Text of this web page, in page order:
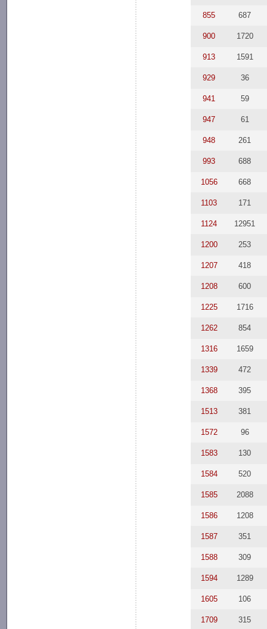
855 687
900 1720
913 1591
929 36
941 59
947 61
948 261
993 688
1056 668
1103 171
1124 12951
1200 253
1207 418
1208 600
1225 1716
1262 854
1316 1659
1339 472
1368 395
1513 381
1572 96
1583 130
1584 520
1585 2088
1586 1208
1587 351
1588 309
1594 1289
1605 106
1709 315